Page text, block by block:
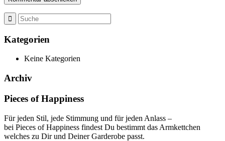
Kategorien
Keine Kategorien
Archiv
Pieces of Happiness
Für jeden Stil, jede Stimmung und für jeden Anlass –
bei Pieces of Happiness findest Du bestimmt das Armkettchen
welches zu Dir und Deiner Garderobe passt.